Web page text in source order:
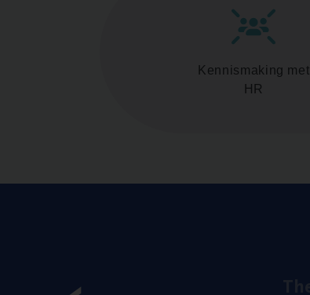
Kennismaking met
HR